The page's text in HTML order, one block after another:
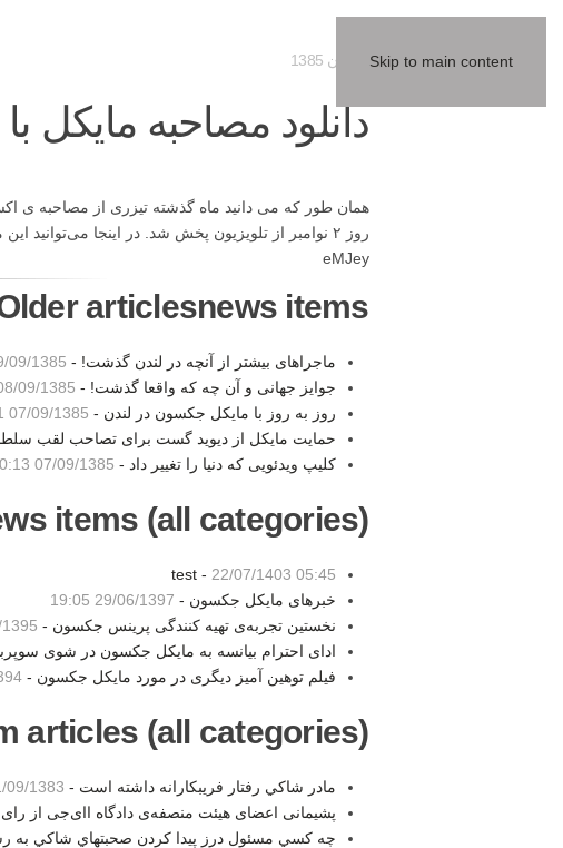
Skip to main content
دانلود مصاحبه مایکل
همان طور که می دانید ماه گذشته تیزری از مصاحبه ی
روز ۲ نوامبر از تلویزیون پخش شد. در اینجا می‌توانید این مصاحبه را در دو بخش دانلود کنید.
eMJey
articlesnews items:
ماجراهای بیشتر از آنچه در لندن گذشت! - 1385 15:56
جوایز جهانی و آن چه که واقعا گذشت! - 09/1385 23:00
روز به روز با مایکل جکسون در لندن - 07/09/1385 18:01
حمایت مایکل از دیوید گست برای تصاحب لقب
کلیپ ویدئویی که دنیا را تغییر داد - 07/09/1385 10:13
items (all categories):
test - 22/07/1403 05:45
خبرهای مایکل جکسون - 29/06/1397 19:05
نخستین تجربه‌ی تهیه کنندگی پرینس جکسون - 20:06
ادای احترام بیانسه به مایکل جکسون در شوی
فیلم توهین آمیز دیگری در مورد مایکل جکسون -
articles (all categories):
مادر شاكي رفتار فريبكارانه داشته است - 1383 21:44
پشیمانی اعضای هیئت منصفه‌ی دادگاه اای‌جی از
چه كسي مسئول درز پيدا كردن صحبتهاي شاكي به